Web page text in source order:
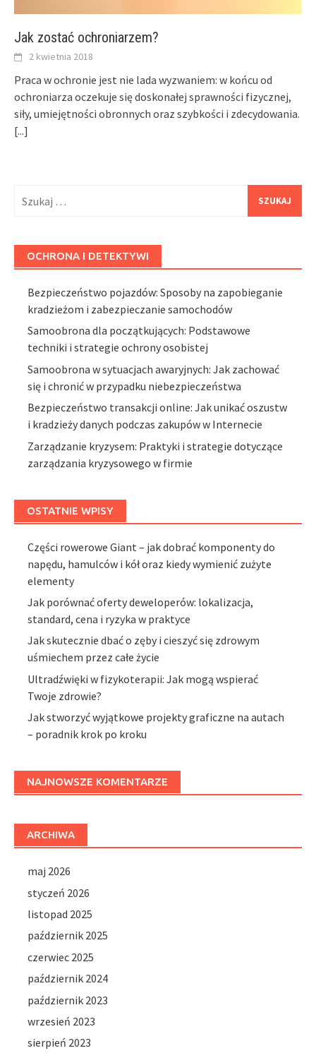
Jak zostać ochroniarzem?
2 kwietnia 2018
Praca w ochronie jest nie lada wyzwaniem: w końcu od
ochroniarza oczekuje się doskonałej sprawności fizycznej,
siły, umiejętności obronnych oraz szybkości i zdecydowania.
[...]
OCHRONA I DETEKTYWI
Bezpieczeństwo pojazdów: Sposoby na zapobieganie
kradzieżom i zabezpieczanie samochodów
Samoobrona dla początkujących: Podstawowe
techniki i strategie ochrony osobistej
Samoobrona w sytuacjach awaryjnych: Jak zachować
się i chronić w przypadku niebezpieczeństwa
Bezpieczeństwo transakcji online: Jak unikać oszustw
i kradzieży danych podczas zakupów w Internecie
Zarządzanie kryzysem: Praktyki i strategie dotyczące
zarządzania kryzysowego w firmie
OSTATNIE WPISY
Części rowerowe Giant – jak dobrać komponenty do
napędu, hamulców i kół oraz kiedy wymienić zużyte
elementy
Jak porównać oferty deweloperów: lokalizacja,
standard, cena i ryzyka w praktyce
Jak skutecznie dbać o zęby i cieszyć się zdrowym
uśmiechem przez całe życie
Ultradźwięki w fizykoterapii: Jak mogą wspierać
Twoje zdrowie?
Jak stworzyć wyjątkowe projekty graficzne na autach
– poradnik krok po kroku
NAJNOWSZE KOMENTARZE
ARCHIWA
maj 2026
styczeń 2026
listopad 2025
październik 2025
czerwiec 2025
październik 2024
październik 2023
wrzesień 2023
sierpień 2023